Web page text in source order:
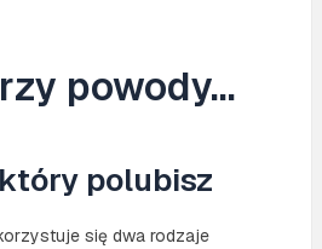
powody…
polubisz
się dwa rodzaje